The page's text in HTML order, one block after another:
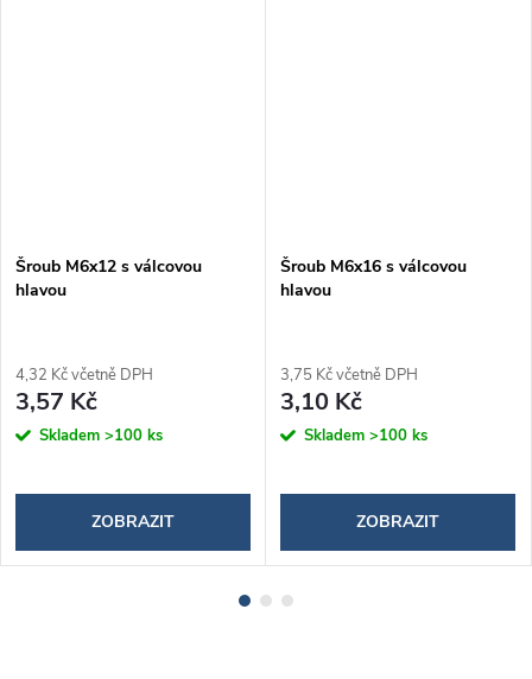
Šroub M6x12 s válcovou
hlavou
4,32 Kč včetně DPH
3,57 Kč
Skladem >100 ks
ZOBRAZIT
Šroub M6x16 s válcovou
hlavou
3,75 Kč včetně DPH
3,10 Kč
Skladem >100 ks
ZOBRAZIT